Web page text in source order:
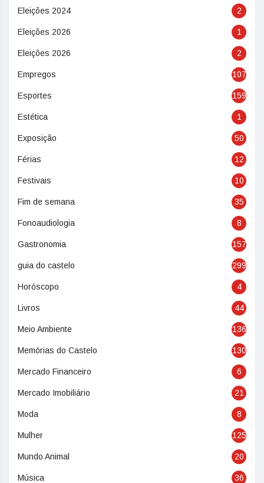
Eleições 2024 2
Eleições 2026 1
Eleições 2026 2
Empregos 107
Esportes 159
Estética 1
Exposição 50
Férias 12
Festivais 10
Fim de semana 35
Fonoaudiologia 8
Gastronomia 157
guia do castelo 299
Horóscopo 4
Livros 44
Meio Ambiente 136
Memórias do Castelo 130
Mercado Financeiro 6
Mercado Imobiliário 21
Moda 8
Mulher 125
Mundo Animal 20
Música 36